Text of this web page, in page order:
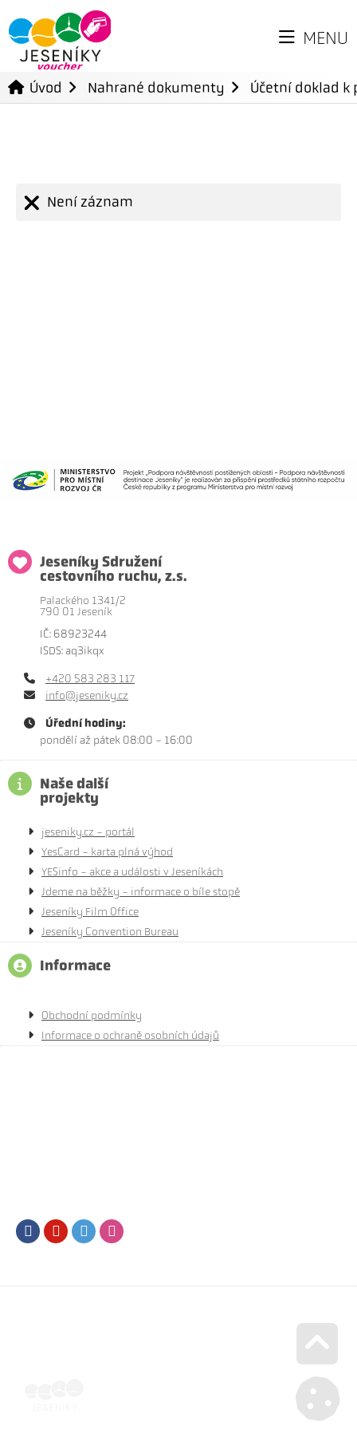
MENU
Úvod Nahrané dokumenty Účetní doklad
Není záznam
Jeseníky Sdružení
cestovního ruchu, z.s.
Palackého 1341/2
790 01 Jeseník
IČ: 68923244
ISDS: aq3ikqx
+420 583 283 117
info@jeseniky.cz
Úřední hodiny:
pondělí až pátek 08:00 - 16:00
Naše další
projekty
jeseniky.cz - portál
YesCard - karta plná výhod
YESinfo - akce a události v Jeseníkách
Jdeme na běžky - informace o bíle stopě
Jeseníky Film Office
Jeseníky Convention Bureau
Informace
Obchodní podmínky
Informace o ochraně osobních údajů
FacebookYoutubeTwitter
Go